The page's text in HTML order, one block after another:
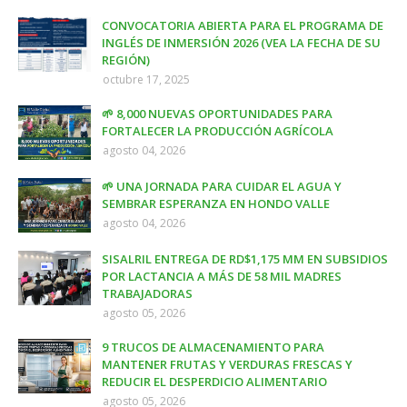
CONVOCATORIA ABIERTA PARA EL PROGRAMA DE
INGLÉS DE INMERSIÓN 2026 (VEA LA FECHA DE SU
REGIÓN)
octubre 17, 2025
🌱 8,000 NUEVAS OPORTUNIDADES PARA
FORTALECER LA PRODUCCIÓN AGRÍCOLA
agosto 04, 2026
🌱 UNA JORNADA PARA CUIDAR EL AGUA Y
SEMBRAR ESPERANZA EN HONDO VALLE
agosto 04, 2026
SISALRIL ENTREGA DE RD$1,175 MM EN SUBSIDIOS
POR LACTANCIA A MÁS DE 58 MIL MADRES
TRABAJADORAS
agosto 05, 2026
9 TRUCOS DE ALMACENAMIENTO PARA
MANTENER FRUTAS Y VERDURAS FRESCAS Y
REDUCIR EL DESPERDICIO ALIMENTARIO
agosto 05, 2026